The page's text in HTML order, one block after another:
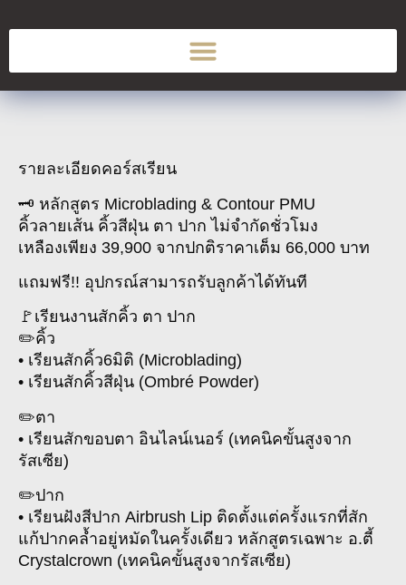
รายละเอียดคอร์สเรียน
🗝 หลักสูตร Microblading & Contour PMU
คิ้วลายเส้น คิ้วสีฝุ่น ตา ปาก ไม่จำกัดชั่วโมง
เหลืองเพียง 39,900 จากปกติราคาเต็ม 66,000 บาท
แถมฟรี!! อุปกรณ์สามารถรับลูกค้าได้ทันที
🚩เรียนงานสักคิ้ว ตา ปาก
✏️คิ้ว
• เรียนสักคิ้ว6มิติ (Microblading)
• เรียนสักคิ้วสีฝุ่น (Ombré Powder)
✏️ตา
• เรียนสักขอบตา อินไลน์เนอร์ (เทคนิคขั้นสูงจาก
รัสเซีย)
✏️ปาก
• เรียนฝังสีปาก Airbrush Lip ติดตั้งแต่ครั้งแรกที่สัก
แก้ปากคล้ำอยู่หมัดในครั้งเดียว หลักสูตรเฉพาะ อ.ตี้
Crystalcrown (เทคนิคขั้นสูงจากรัสเซีย)